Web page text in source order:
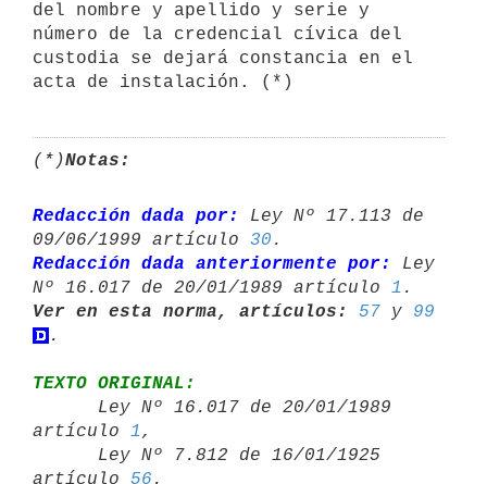
del nombre y apellido y serie y
número de la credencial cívica del
custodia se dejará constancia en el
acta de instalación. (*)
(*)Notas:
Redacción dada por:
Ley Nº 17.113 de
09/06/1999 artículo 30
Redacción dada anteriormente por:
Ley
Nº 16.017 de 20/01/1989 artículo 1
Ver en esta norma, artículos:
57 y 99
TEXTO ORIGINAL:
artículo 1 ,
artículo 56